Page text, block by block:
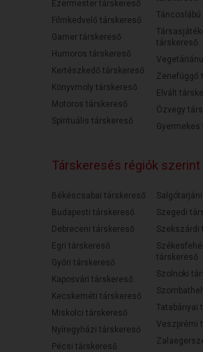
Ezermester társkereső
Filmkedvelő társkereső
Gamer társkereső
Humoros társkereső
Kertészkedő társkereső
Könyvmoly társkereső
Motoros társkereső
Spirituális társkereső
társkereső
Zenefüggő
Elvált
Özvegy
Társkeresés régiók szerint
Békéscsabai társkereső
Budapesti társkereső
Debreceni társkereső
Egri társkereső
Győri társkereső
Kaposvári társkereső
Kecskeméti társkereső
Miskolci társkereső
Nyíregyházi társkereső
Pécsi társkereső
Szegedi
Szekszárdi
társkereső
Szolnoki
Tatabányai
Veszprémi